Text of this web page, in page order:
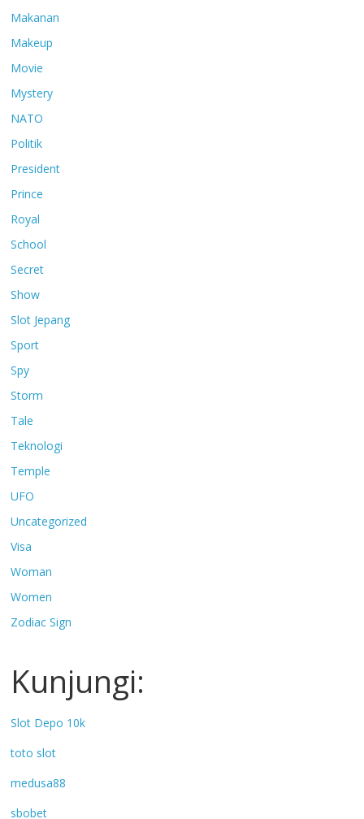
Makanan
Makeup
Movie
Mystery
NATO
Politik
President
Prince
Royal
School
Secret
Show
Slot Jepang
Sport
Spy
Storm
Tale
Teknologi
Temple
UFO
Uncategorized
Visa
Woman
Women
Zodiac Sign
Kunjungi:
Slot Depo 10k
toto slot
medusa88
sbobet